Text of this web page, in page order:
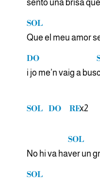
sento una brisa
SOL
Que el meu amor
DO
i jo me’n vaig a bus
SOL DO REx2
No hi va ha
SOL
ver un
SOL